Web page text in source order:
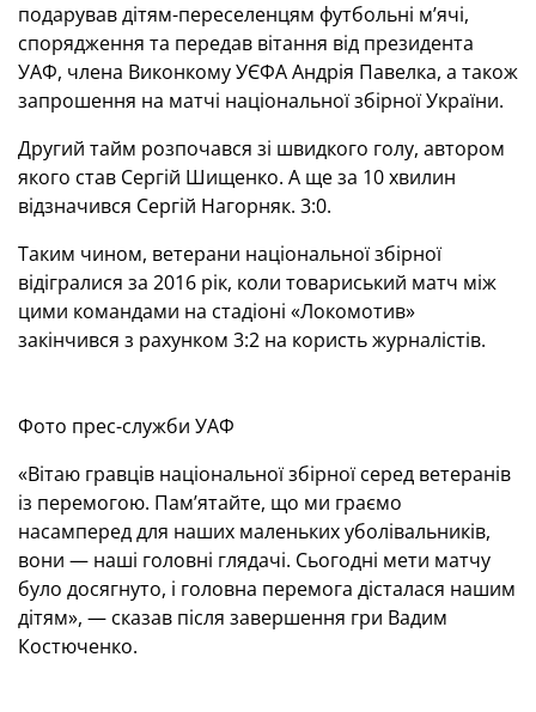
подарував дітям-переселенцям футбольні м’ячі,
спорядження та передав вітання від президента
УАФ, члена Виконкому УЄФА Андрія Павелка, а також
запрошення на матчі національної збірної України.
Другий тайм розпочався зі швидкого голу, автором
якого став Сергій Шищенко. А ще за 10 хвилин
відзначився Сергій Нагорняк. 3:0.
Таким чином, ветерани національної збірної
відігралися за 2016 рік, коли товариський матч між
цими командами на стадіоні «Локомотив»
закінчився з рахунком 3:2 на користь журналістів.
Фото прес-служби УАФ
«Вітаю гравців національної збірної серед ветеранів
із перемогою. Пам’ятайте, що ми граємо
насамперед для наших маленьких уболівальників,
вони — наші головні глядачі. Сьогодні мети матчу
було досягнуто, і головна перемога дісталася нашим
дітям», — сказав після завершення гри Вадим
Костюченко.